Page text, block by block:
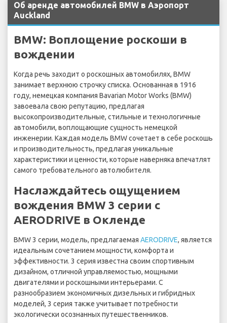
Об аренде автомобилей BMW в Аэропорт
Auckland
BMW: Воплощение роскоши в
вождении
Когда речь заходит о роскошных автомобилях, BMW
занимает верхнюю строчку списка. Основанная в 1916
году, немецкая компания Bavarian Motor Works (BMW)
завоевала свою репутацию, предлагая
высокопроизводительные, стильные и технологичные
автомобили, воплощающие сущность немецкой
инженерии. Каждая модель BMW сочетает в себе роскошь
и производительность, предлагая уникальные
характеристики и ценности, которые наверняка впечатлят
самого требовательного автолюбителя.
Наслаждайтесь ощущением
вождения BMW 3 серии с
AERODRIVE в Окленде
BMW 3 серии, модель, предлагаемая AERODRIVE, является
идеальным сочетанием мощности, комфорта и
эффективности. 3 серия известна своим спортивным
дизайном, отличной управляемостью, мощными
двигателями и роскошными интерьерами. С
разнообразием экономичных дизельных и гибридных
моделей, 3 серия также учитывает потребности
экологически осознанных путешественников.